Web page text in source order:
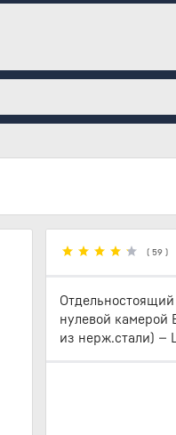
( 59 )
нулевой камерой
из нерж.стали) —